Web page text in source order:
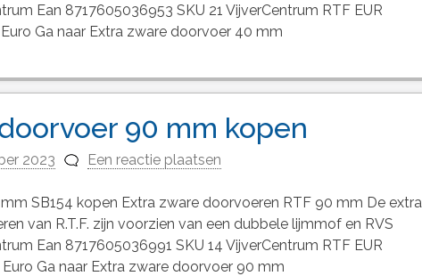
Ean 8717605036953 SKU 21 VijverCentrum RTF EUR
Ga naar Extra zware doorvoer 40 mm
90 mm kopen
2023 Een reactie plaatsen
SB154 kopen Extra zware doorvoeren RTF 90 mm De extra
van R.T.F. zijn voorzien van een dubbele lijmmof en RVS
Ean 8717605036991 SKU 14 VijverCentrum RTF EUR
Ga naar Extra zware doorvoer 90 mm